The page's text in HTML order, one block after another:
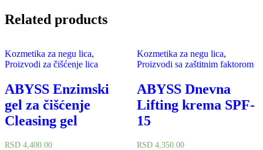
Related products
Kozmetika za negu lica,
Proizvodi za čišćenje lica
ABYSS Enzimski
gel za čišćenje
Cleasing gel
RSD 4,400.00
Kozmetika za negu lica,
Proizvodi sa zaštitnim faktorom
ABYSS Dnevna
Lifting krema SPF-
15
RSD 4,350.00